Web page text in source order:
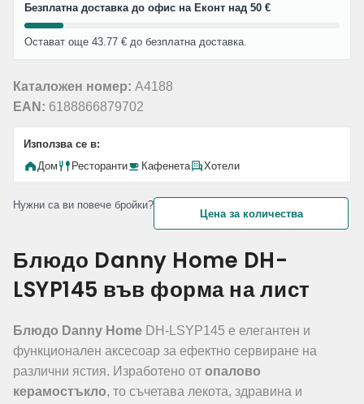
Безплатна доставка до офис на Еконт над 50 €
Остават още 43.77 € до безплатна доставка.
Каталожен номер: A4188
EAN: 6188866879702
Използва се в:
Дом
Ресторанти Кафенета Хотели
Нужни са ви повече бройки?
Цена за количества
Блюдо Danny Home DH-
LSYP145 във форма на лист
Блюдо Danny Home DH-LSYP145 е елегантен и
функционален аксесоар за ефектно сервиране на
различни ястия. Изработено от опалово
керамостъкло, то съчетава лекота, здравина и